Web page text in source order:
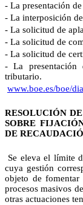
- La presentación
- La interposición
- La solicitud de
- La solicitud de
- La solicitud de
- La presentación
tributario.
www.boe.es/boe/
RESOLUCIÓN
SOBRE
DE
Se eleva el límite
cuya gestión
objeto de
procesos masivos
otras actuaciones